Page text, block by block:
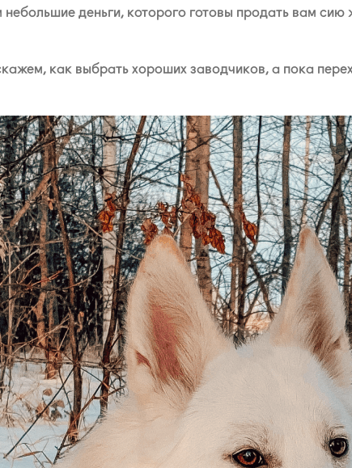
деньги, которого готовы продать вам сию
как выбрать хороших заводчиков, а пока